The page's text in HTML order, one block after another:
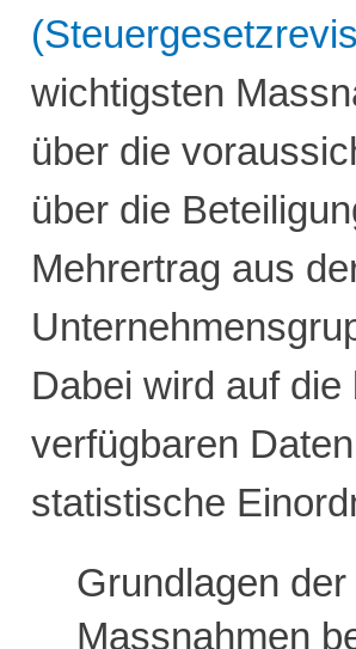
wichtigsten
über die
über die
Mehrertrag aus
Dabei wird auf
verfügbaren
statistische
Grundlagen
Massnahmen